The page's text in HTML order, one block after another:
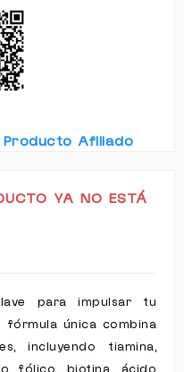
Afiliado
YA NO ESTÁ
para impulsar tu
única combina
incluyendo tiamina,